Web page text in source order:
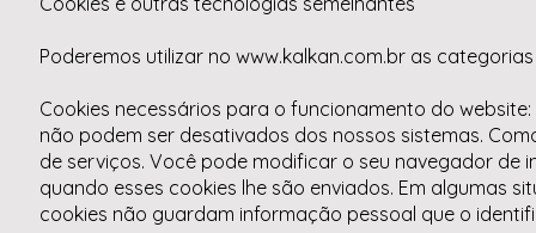
Poderemos utilizar no www.kalkan.com.br as
Cookies necessários para o funcionamento do
não podem ser desativados dos nossos sistemas.
de serviços. Você pode modificar o seu navegador
quando esses cookies lhe são enviados. Em algumas
cookies não guardam informação pessoal que o